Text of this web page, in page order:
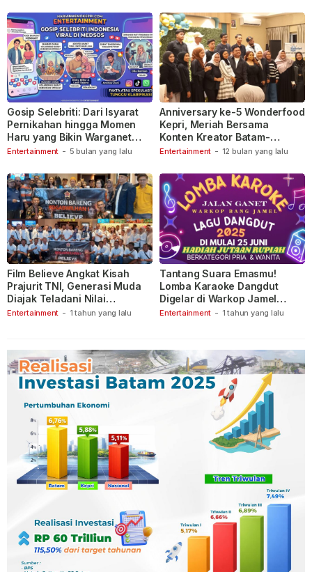
Entertainment - 5 bulan yang lalu
Gosip Selebriti: Dari Isyarat
Pernikahan hingga Momen
Haru yang Bikin Warganet
Berspekulasi
Entertainment - 12 bulan yang lalu
Anniversary ke-5 Wonderfood
Kepri, Meriah Bersama
Konten Kreator Batam-
Tanjungpinang
Entertainment - 1 tahun yang lalu
Film Believe Angkat Kisah
Prajurit TNI, Generasi Muda
Diajak Teladani Nilai
Keberanian
Entertainment - 1 tahun yang lalu
Tantang Suara Emasmu!
Lomba Karaoke Dangdut
Digelar di Warkop Jamel
Ganet